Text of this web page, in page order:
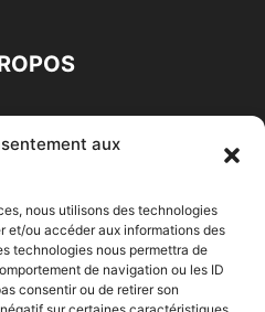
aux
nous utilisons des technologies
et/ou accéder aux informations des
technologies nous permettra de
de navigation ou les ID
consentir ou de retirer son
Entrepreneur